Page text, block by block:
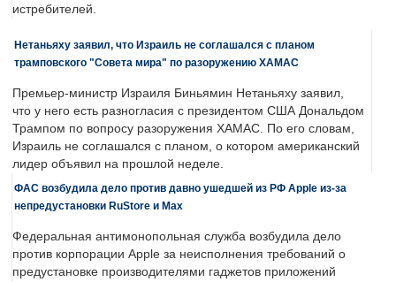
истребителей.
Нетаньяху заявил, что Израиль не соглашался с планом
трамповского "Совета мира" по разоружению ХАМАС
Премьер-министр Израиля Биньямин Нетаньяху заявил,
что у него есть разногласия с президентом США Дональдом
Трампом по вопросу разоружения ХАМАС. По его словам,
Израиль не соглашался с планом, о котором американский
лидер объявил на прошлой неделе.
ФАС возбудила дело против давно ушедшей из РФ Apple из-за
непредустановки RuStore и Max
Федеральная антимонопольная служба возбудила дело
против корпорации Apple за неисполнения требований о
предустановке производителями гаджетов приложений